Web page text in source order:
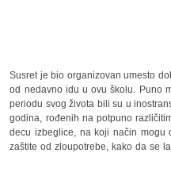
Susret je bio organizovan umesto
od nedavno idu u ovu školu. Puno
periodu svog života bili su u
godina, rođenih na potpuno
decu izbeglice, na koji način
zaštite od zloupotrebe, kako da se